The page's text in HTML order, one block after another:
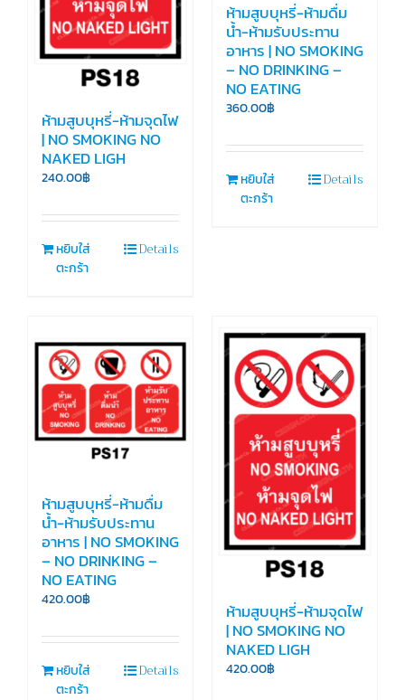
ห้ามสูบบุหรี่-ห้ามจุดไฟ
| NO SMOKING NO
NAKED LIGH
240.00฿
หยิบใส่
ตะกร้า
Details
ห้ามสูบบุหรี่-ห้ามดื่ม
น้ำ-ห้ามรับประทาน
อาหาร | NO SMOKING
– NO DRINKING –
NO EATING
360.00฿
หยิบใส่
ตะกร้า
Details
ห้ามสูบบุหรี่-ห้ามดื่ม
น้ำ-ห้ามรับประทาน
อาหาร | NO SMOKING
– NO DRINKING –
NO EATING
420.00฿
หยิบใส่
ตะกร้า
Details
ห้ามสูบบุหรี่-ห้ามจุดไฟ
| NO SMOKING NO
NAKED LIGH
420.00฿